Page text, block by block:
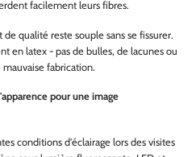
facilement leurs fibres.
qualité reste souple sans se fissurer.
en latex - pas de bulles, de lacunes ou
fabrication.
pour une image
conditions d'éclairage lors des visites